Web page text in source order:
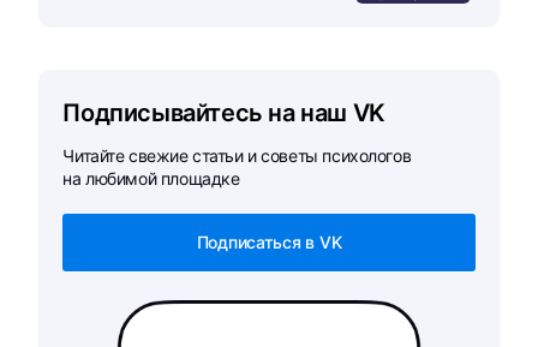
Подписывайтесь на наш VK
Читайте свежие статьи и советы психологов
на любимой площадке
Подписаться в VK